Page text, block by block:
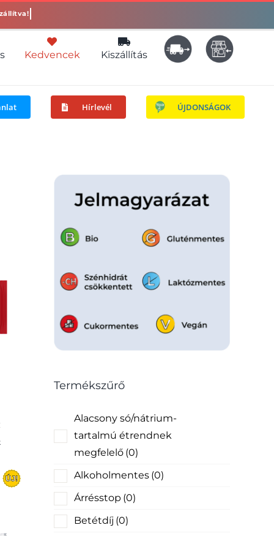
Kedvencek Kiszállítás
Hírlevél ÚJDONSÁGOK
Termékszűrő
Alacsony só/nátrium-
tartalmú étrendnek
megfelelő (0)
Alkoholmentes (0)
Árrésstop (0)
Betétdíj (0)